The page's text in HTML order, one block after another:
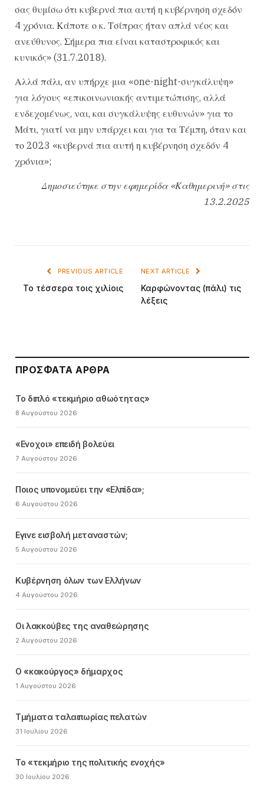
σας θυμίσω ότι κυβερνά πια αυτή η κυβέρνηση σχεδόν
4 χρόνια. Κάποτε ο κ. Τσίπρας ήταν απλά νέος και
ανεύθυνος. Σήμερα πια είναι καταστροφικός και
κυνικός» (31.7.2018).
Αλλά πάλι, αν υπήρχε μια «one-night-συγκάλυψη»
για λόγους «επικοινωνιακής αντιμετώπισης, αλλά
ενδεχομένως, ναι, και συγκάλυψης ευθυνών» για το
Μάτι, γιατί να μην υπάρχει και για τα Τέμπη, όταν και
το 2023 «κυβερνά πια αυτή η κυβέρνηση σχεδόν 4
χρόνια»;
Δημοσιεύτηκε στην εφημερίδα «Καθημερινή» στις
13.2.2025
PREVIOUS ARTICLE
Το τέσσερα τοις χιλίοις
NEXT ARTICLE
Καρφώνοντας (πάλι) τις
λέξεις
ΠΡΌΣΦΑΤΑ ΆΡΘΡΑ
Το διπλό «τεκμήριο αθωότητας»
8 Αυγούστου 2026
«Ενοχοι» επειδή βολεύει
7 Αυγούστου 2026
Ποιος υπονομεύει την «Ελπίδα»;
6 Αυγούστου 2026
Εγινε εισβολή μεταναστών;
5 Αυγούστου 2026
Κυβέρνηση όλων των Ελλήνων
4 Αυγούστου 2026
Οι λακκούβες της αναθεώρησης
2 Αυγούστου 2026
Ο «κακούργος» δήμαρχος
1 Αυγούστου 2026
Τμήματα ταλαιπωρίας πελατών
31 Ιουλίου 2026
Το «τεκμήριο της πολιτικής ενοχής»
30 Ιουλίου 2026